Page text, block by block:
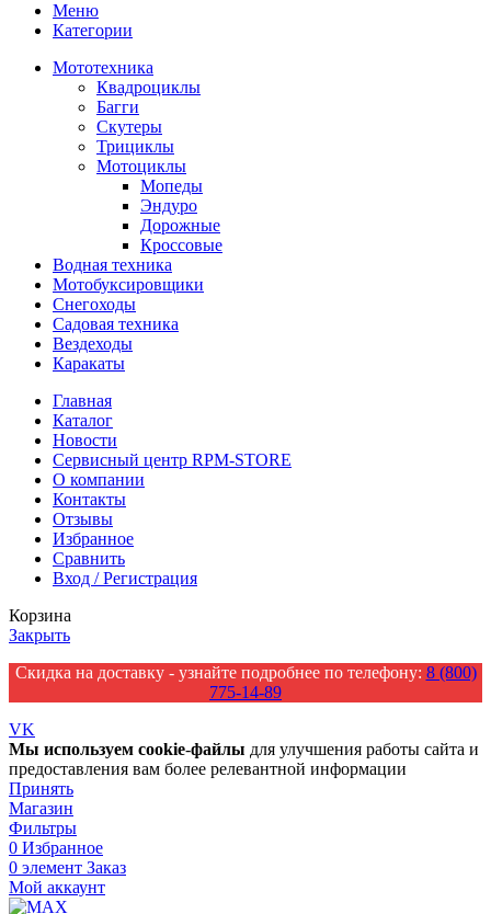
Меню
Категории
Мототехника
Квадроциклы
Багги
Скутеры
Трициклы
Мотоциклы
Мопеды
Эндуро
Дорожные
Кроссовые
Водная техника
Мотобуксировщики
Снегоходы
Садовая техника
Вездеходы
Каракаты
Главная
Каталог
Новости
Сервисный центр RPM-STORE
О компании
Контакты
Отзывы
Избранное
Сравнить
Вход / Регистрация
Корзина
Закрыть
Скидка на доставку - узнайте подробнее по телефону: 8 (800)
775-14-89
VK
Мы используем cookie-файлы для улучшения работы сайта и
предоставления вам более релевантной информации
Принять
Магазин
Фильтры
0 Избранное
0 элемент Заказ
Мой аккаунт